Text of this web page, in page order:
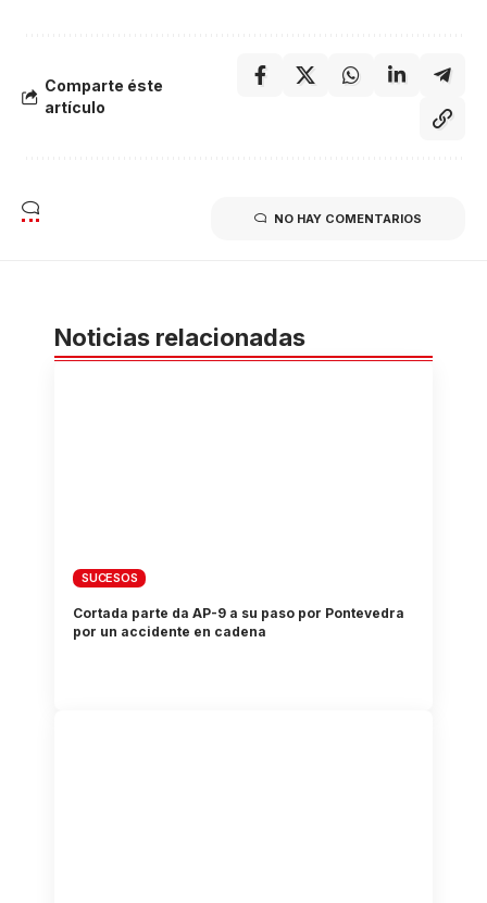
Comparte éste
artículo
NO HAY COMENTARIOS
Noticias relacionadas
SUCESOS
Cortada parte da AP-9 a su paso por Pontevedra
por un accidente en cadena